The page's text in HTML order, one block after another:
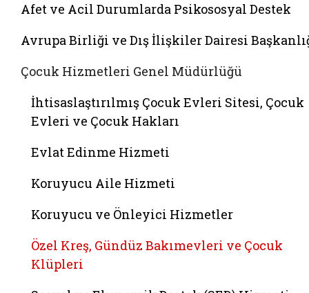
Afet ve Acil Durumlarda Psikososyal Destek
Avrupa Birliği ve Dış İlişkiler Dairesi
Çocuk Hizmetleri Genel Müdürlüğü
İhtisaslaştırılmış Çocuk Evleri Sitesi, Çocuk
Evleri ve Çocuk Hakları
Evlat Edinme Hizmeti
Koruyucu Aile Hizmeti
Koruyucu ve Önleyici Hizmetler
Özel Kreş, Gündüz Bakımevleri ve Çocuk
Klüpleri